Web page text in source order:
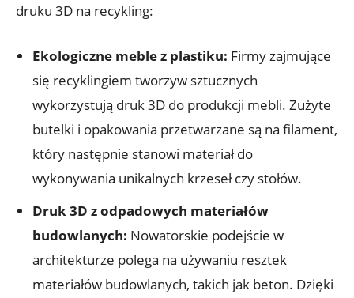
druku 3D na recykling:
Ekologiczne meble z plastiku: Firmy zajmujące
się recyklingiem tworzyw sztucznych
wykorzystują druk 3D do produkcji mebli. Zużyte
butelki i opakowania przetwarzane są na filament,
który następnie stanowi materiał do
wykonywania unikalnych krzeseł czy stołów.
Druk 3D z odpadowych materiałów
budowlanych: Nowatorskie podejście w
architekturze polega na używaniu resztek
materiałów budowlanych, takich jak beton. Dzięki